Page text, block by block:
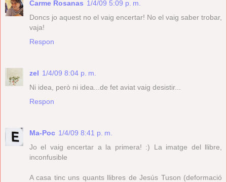
Carme Rosanas 1/4/09 5:09 p. m.
Doncs jo aquest no el vaig encertar! No el vaig saber trobar,
vaja!
Respon
zel 1/4/09 8:04 p. m.
Ni idea, però ni idea...de fet aviat vaig desistir...
Respon
Ma-Poc 1/4/09 8:41 p. m.
Jo el vaig encertar a la primera! :) La imatge del llibre,
inconfusible
A casa tinc uns quants llibres de Jesús Tuson (deformació